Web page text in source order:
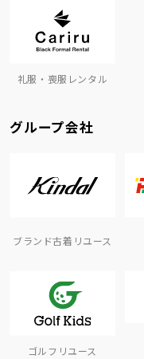
礼服・喪服レンタル
グループ会社
ブランド古着リユース
ゴルフリユース